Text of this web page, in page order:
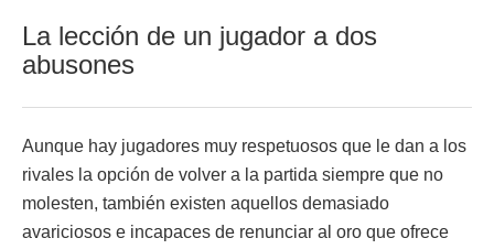
La lección de un jugador a dos
abusones
Aunque hay jugadores muy respetuosos que le dan a los
rivales la opción de volver a la partida siempre que no
molesten, también existen aquellos demasiado
avariciosos e incapaces de renunciar al oro que ofrece